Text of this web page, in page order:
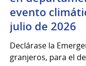
evento
julio de 2026
Declárase la
granjeros, para el